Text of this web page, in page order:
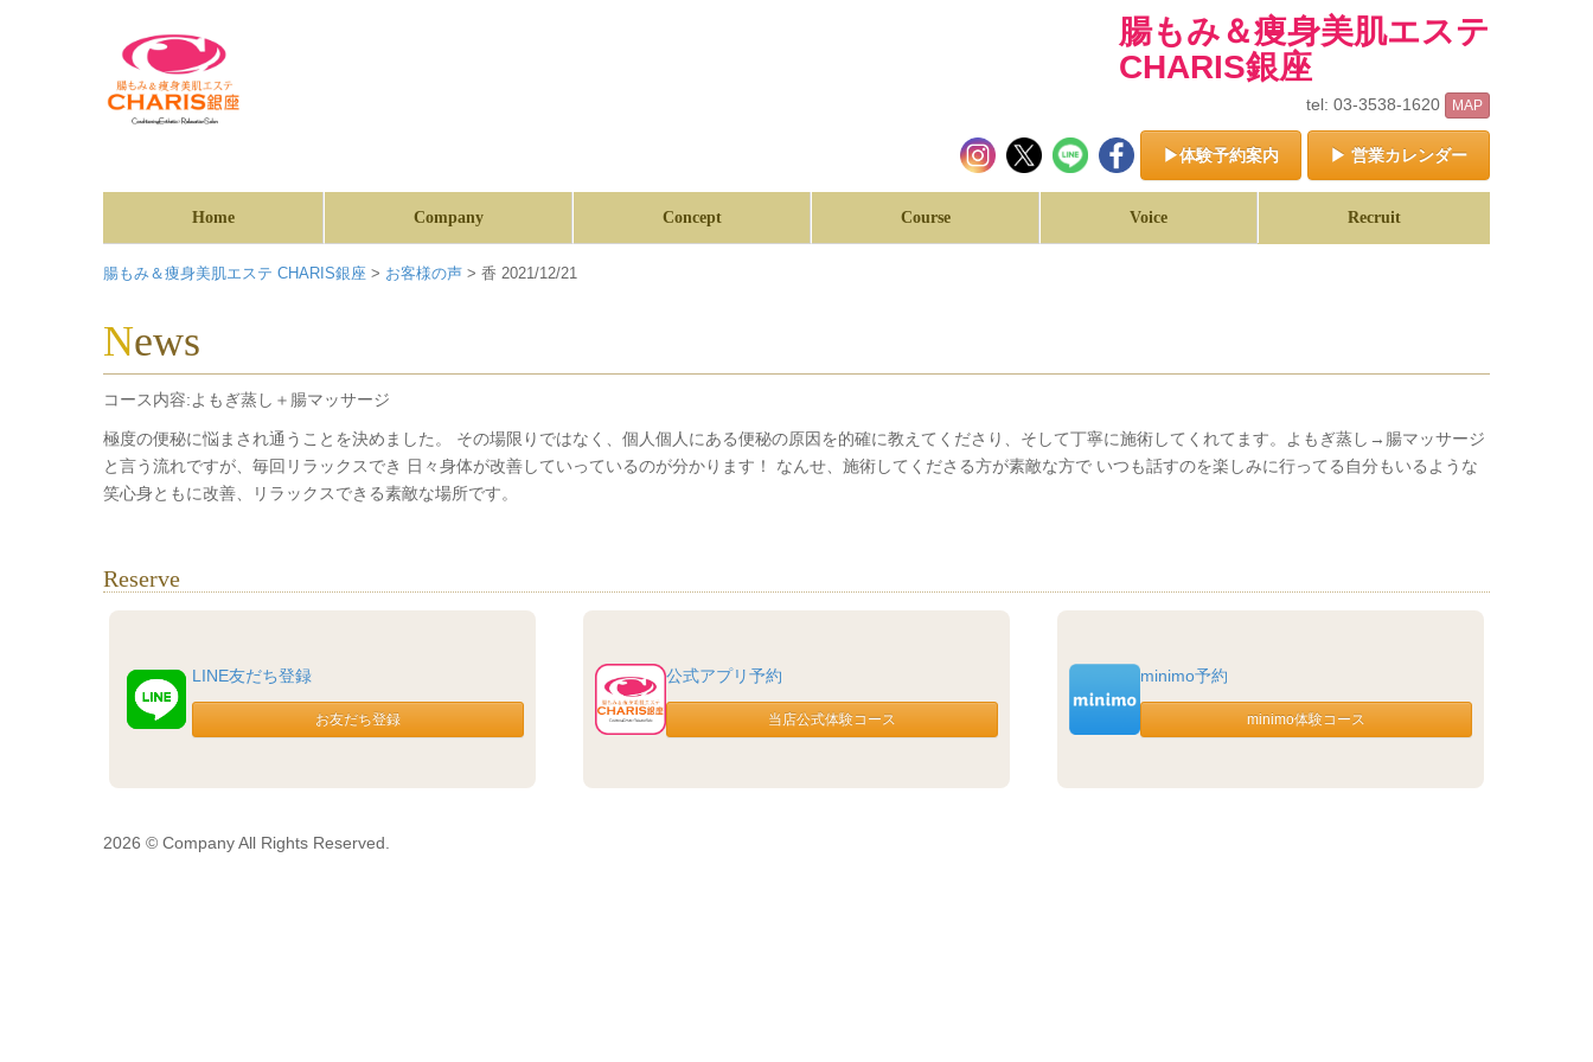
腸もみ＆痩身美肌エステ
CHARIS銀座
tel: 03-3538-1620 MAP
▶体験予約案内 ▶ 営業カレンダー
Home Company Concept Course Voice Recruit
腸もみ＆痩身美肌エステ CHARIS銀座 > お客様の声 > 香 2021/12/21
News
コース内容:よもぎ蒸し＋腸マッサージ
極度の便秘に悩まされ通うことを決めました。 その場限りではなく、個人個人にある便秘の原因を的確に教えてくださり、そして丁寧に施術してくれてます。よもぎ蒸し→腸マッサージ
と言う流れですが、毎回リラックスでき 日々身体が改善していっているのが分かります！ なんせ、施術してくださる方が素敵な方で いつも話すのを楽しみに行ってる自分もいるような
笑心身ともに改善、リラックスできる素敵な場所です。
Reserve
LINE友だち登録 公式アプリ予約 minimo予約
2026 © Company All Rights Reserved.